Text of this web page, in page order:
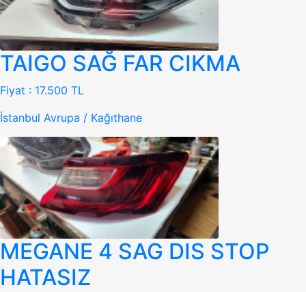
TAIGO SAĞ FAR CIKMA
Fiyat : 17.500 TL
İstanbul Avrupa / Kağıthane
MEGANE 4 SAG DIS STOP
HATASIZ